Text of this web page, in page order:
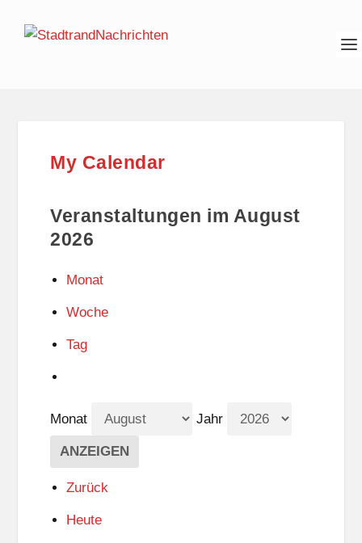
My Calendar
Veranstaltungen im August
2026
Monat
Woche
Tag
Monat Jahr
Zurück
Heute